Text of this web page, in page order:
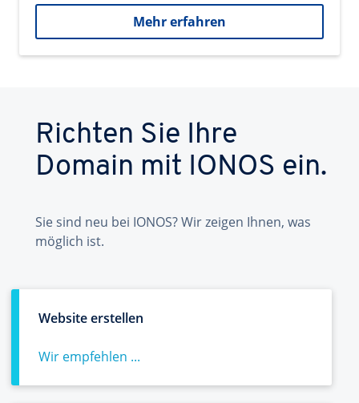
Mehr erfahren
Richten Sie Ihre
Domain mit IONOS ein.
Sie sind neu bei IONOS? Wir zeigen Ihnen, was
möglich ist.
Website erstellen
Wir empfehlen ...